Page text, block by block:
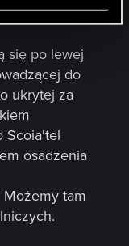
się po lewej
do
ukrytej za
Scoia'tel
osadzenia
tam